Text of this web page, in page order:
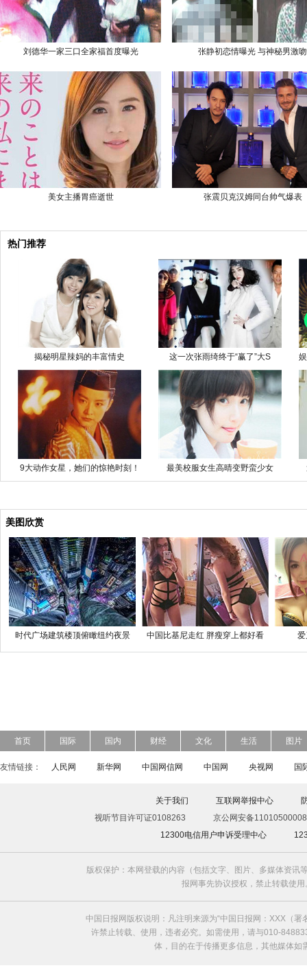
刘德华一家三口全家福首度曝光
美女主播胃癌逝世
张静初恋情曝光 与神秘男激吻
张震贝克汉姆同台帅气爆表
热门推荐
揭秘明星辣妈的丰富情史 这一次张雨绮终于“赢了”大S
9大动作女星，她们的惊艳时刻！ 最美校服女生高晴变野蛮少女
美图欣赏
时代广场建筑楼顶俯瞰纽约夜景 中国比基尼走红 胖瘦穿上都好看
首页 国际 国内 财经 文化 生活 图片
友情链接： 人民网 新华网 中国网信网 中国网 央视网 国
关于我们 互联网举报中心
视听节目许可证0108263
京公网安备
12300电信用户申诉受理中心
版权保护：本网登载的内容（包括文字、图片、多媒体资
报网事先协议授权，禁止转载使
中国日报网版权说明：凡注明来源为“中国日报网：XXX（
许禁止转载、使用，违者必究。如需使用，请与010-
体，目的在于传播更多信息，其他媒体